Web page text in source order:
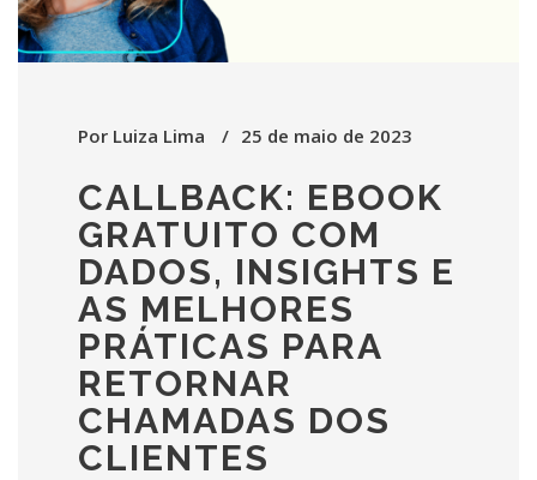
Por Luiza Lima 25 de maio de 2023
CALLBACK: EBOOK
GRATUITO COM
DADOS, INSIGHTS E
AS MELHORES
PRÁTICAS PARA
RETORNAR
CHAMADAS DOS
CLIENTES